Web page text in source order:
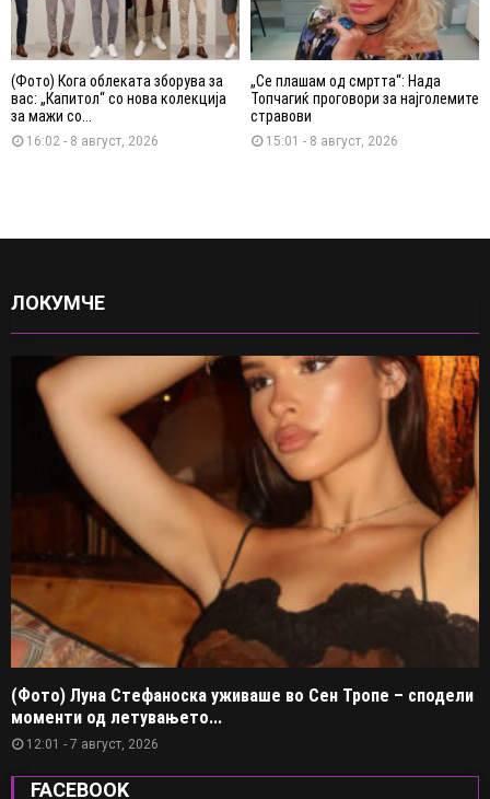
(Фото) Кога облеката зборува за
вас: „Капитол“ со нова колекција
за мажи со...
16:02 - 8 август, 2026
„Се плашам од смртта“: Нада
Топчагиќ проговори за најголемите
стравови
15:01 - 8 август, 2026
ЛОКУМЧЕ
(Фото) Луна Стефаноска уживаше во Сен Тропе – сподели
моменти од летувањето...
12:01 - 7 август, 2026
FACEBOOK